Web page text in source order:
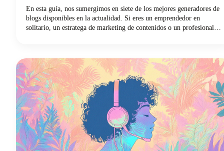
En esta guía, nos sumergimos en siete de los mejores generadores de
blogs disponibles en la actualidad. Si eres un emprendedor en
solitario, un estratega de marketing de contenidos o un profesional
blogueo y ayudarte a recuperar esas preciosas horas.